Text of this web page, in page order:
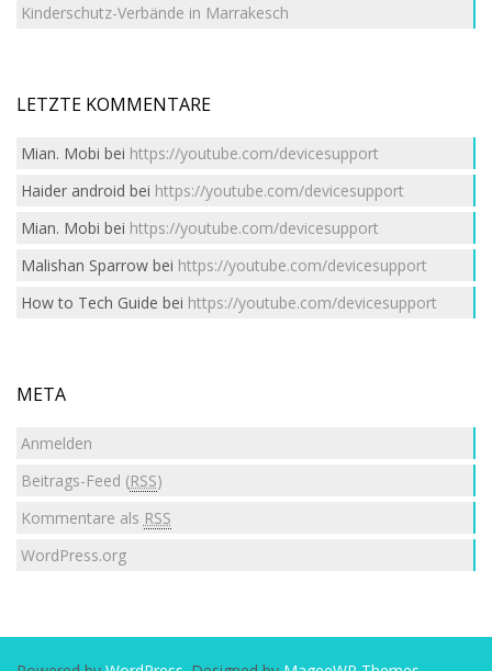
Kinderschutz-Verbände in Marrakesch
LETZTE KOMMENTARE
Mian. Mobi bei https://youtube.com/devicesupport
Haider android bei https://youtube.com/devicesupport
Mian. Mobi bei https://youtube.com/devicesupport
Malishan Sparrowbei https://youtube.com/devicesupport
How to Tech Guide bei https://youtube.com/devicesupport
META
Anmelden
Beitrags-Feed (RSS)
Kommentare als RSS
WordPress.org